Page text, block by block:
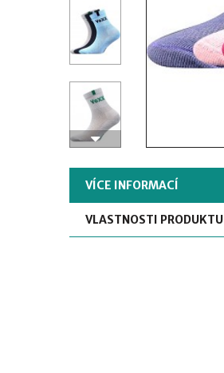
VÍCE INFORMACÍ
VLASTNOSTI PRODUKTU